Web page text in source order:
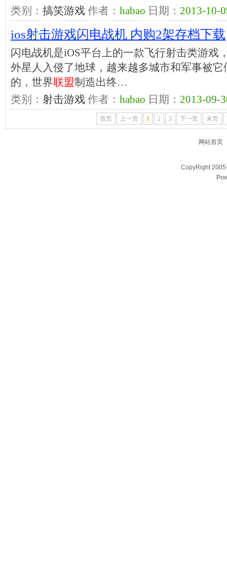
类别： 搞笑游戏 作者： habao 日期： 2013-10-
ios射击游戏闪电战机 内购2架存档下载
闪电战机是iOS平台上的一款飞行射击类游戏
外星人入侵了地球，越来越多城市和军事被
的，世界联盟制造出终…
类别： 射击游戏 作者： habao 日期： 2013-09-
首页 上一页 1 2 3 下一页 末页
网站首页
CopyRight